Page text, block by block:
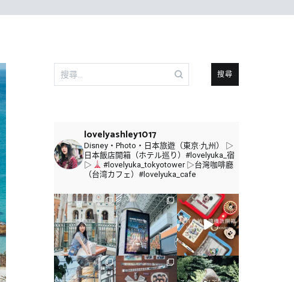
搜
尋
lovelyashley1017
Disney・Photo・日本旅遊（東京·九州）
▷
日本飯店開箱（ホテル巡り）#lovelyuka_宿
▷
#lovelyuka_tokyotower▷台灣咖啡廳
（台湾カフェ）#lovelyuka_cafe